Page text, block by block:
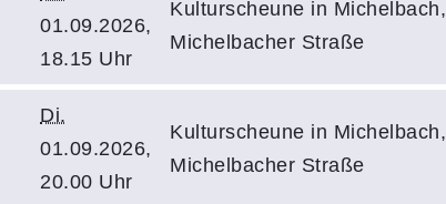
01.09.2026,
18.15 Uhr
Kulturscheune in Michelbach,
Michelbacher Straße
Di.
01.09.2026,
20.00 Uhr
Kulturscheune in Michelbach,
Michelbacher Straße